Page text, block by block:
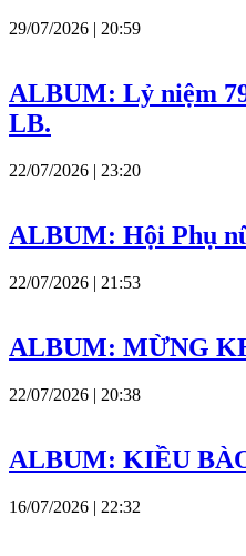
29/07/2026 | 20:59
ALBUM: Lỷ niệm
LB.
22/07/2026 | 23:20
ALBUM: Hội Phụ
22/07/2026 | 21:53
ALBUM: MỪNG
22/07/2026 | 20:38
ALBUM: KIỀU
16/07/2026 | 22:32